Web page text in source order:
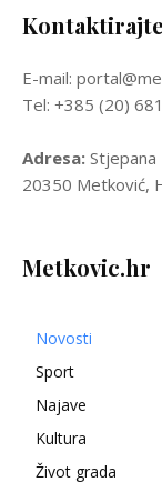
E-mail:
Tel: +385 (20)
Adresa: Stjepana
20350 Metković,
Metkovic.hr
Novosti
Sport
Najave
Kultura
Život grada